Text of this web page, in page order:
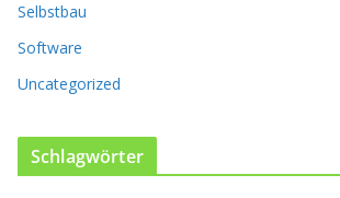
r
d
u
e
Selbstbau
Software
Uncategorized
Schlagwörter